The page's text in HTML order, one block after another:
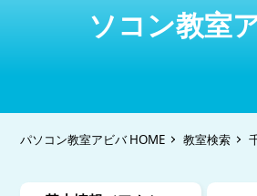
ソコン教室
パソコン教室アビバ HOME 教室検索